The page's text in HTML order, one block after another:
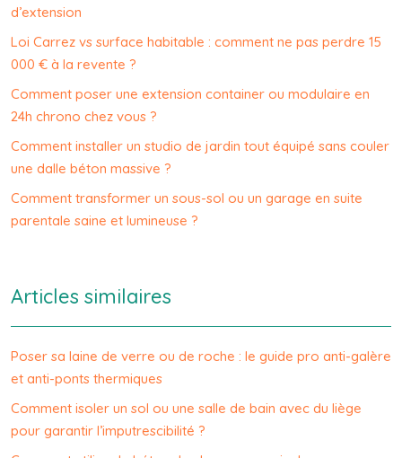
d’extension
Loi Carrez vs surface habitable : comment ne pas perdre 15
000 € à la revente ?
Comment poser une extension container ou modulaire en
24h chrono chez vous ?
Comment installer un studio de jardin tout équipé sans couler
une dalle béton massive ?
Comment transformer un sous-sol ou un garage en suite
parentale saine et lumineuse ?
Articles similaires
Poser sa laine de verre ou de roche : le guide pro anti-galère
et anti-ponts thermiques
Comment isoler un sol ou une salle de bain avec du liège
pour garantir l’imputrescibilité ?